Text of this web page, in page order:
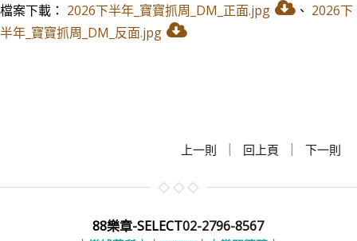
檔案下載： 2026下半年_寶寶抓周_DM_正面.jpg 、 2026下
半年_寶寶抓周_DM_反面.jpg
上一則 | 回上頁 | 下一則
88樂章-SELECT02-2796-8567